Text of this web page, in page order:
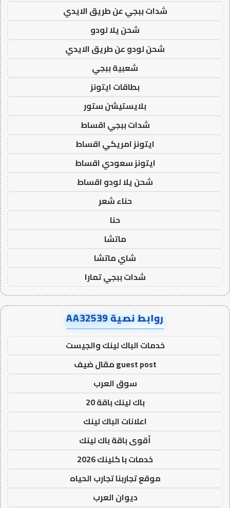
شدات ببجي عن طريق الايدي
شحن يلا لودو
شحن لودو عن طريق الايدي
شعبية ببجي
بطاقات ايتونز
بلايستيشن ستور
شدات ببجي اقساط
ايتونز امريكي اقساط
ايتونز سعودي اقساط
شحن يلا لودو اقساط
حناء شعر
حنا
ماتشا
شاي ماتشا
شدات ببجي تمارا
روابط نصية AA32539
خدمات الباك لينك والجيست
guest post مقال ضيف
سوق العرب
باك لينك باقة 20
اعلانات الباك لينك
أقوى باقة باك لينك
خدمات با كلينك 2026
موقع تجاربنا تجارب الحياه
ديوان العرب